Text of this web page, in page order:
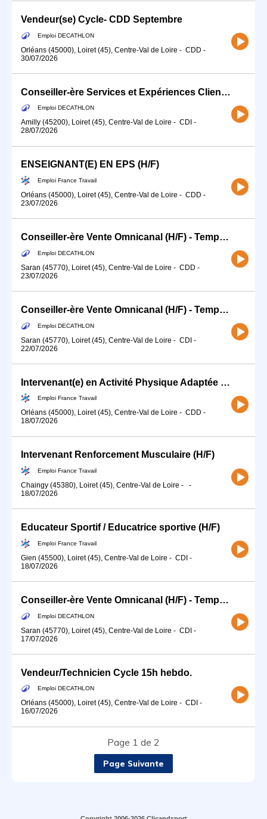
Vendeur(se) Cycle- CDD Septembre
Emploi DECATHLON
Orléans (45000), Loiret (45), Centre-Val de Loire - CDD -
30/07/2026
Conseiller-ère Services et Expériences Client (H/F) - Temps partiel
Emploi DECATHLON
Amilly (45200), Loiret (45), Centre-Val de Loire - CDI -
28/07/2026
ENSEIGNANT(E) EN EPS (H/F)
Emploi France Travail
Orléans (45000), Loiret (45), Centre-Val de Loire - CDD -
23/07/2026
Conseiller-ère Vente Omnicanal (H/F) - Temps partiel
Emploi DECATHLON
Saran (45770), Loiret (45), Centre-Val de Loire - CDD -
23/07/2026
Conseiller-ère Vente Omnicanal (H/F) - Temps partiel Fitness/Running
Emploi DECATHLON
Saran (45770), Loiret (45), Centre-Val de Loire - CDI -
22/07/2026
Intervenant(e) en Activité Physique Adaptée 45 H/F (H/F)
Emploi France Travail
Orléans (45000), Loiret (45), Centre-Val de Loire - CDD -
18/07/2026
Intervenant Renforcement Musculaire (H/F)
Emploi France Travail
Chaingy (45380), Loiret (45), Centre-Val de Loire -
-
18/07/2026
Educateur Sportif / Educatrice sportive (H/F)
Emploi France Travail
Gien (45500), Loiret (45), Centre-Val de Loire - CDI -
18/07/2026
Conseiller-ère Vente Omnicanal (H/F) - Temps partiel
Emploi DECATHLON
Saran (45770), Loiret (45), Centre-Val de Loire - CDI -
17/07/2026
Vendeur/Technicien Cycle 15h hebdo.
Emploi DECATHLON
Orléans (45000), Loiret (45), Centre-Val de Loire - CDI -
16/07/2026
Page 1 de 2
Page Suivante